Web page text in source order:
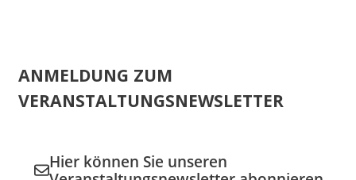
ANMELDUNG ZUM
VERANSTALTUNGSNEWSLETTER
Hier können Sie unseren